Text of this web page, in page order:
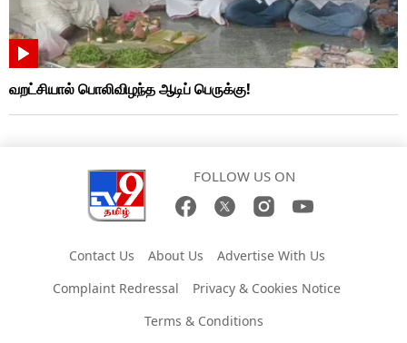
வறட்சியால் பொலிவிழந்த ஆடிப் பெருக்கு!
FOLLOW US ON
Contact Us About Us
Advertise With Us
Complaint Redressal
Privacy & Cookies Notice
Terms & Conditions